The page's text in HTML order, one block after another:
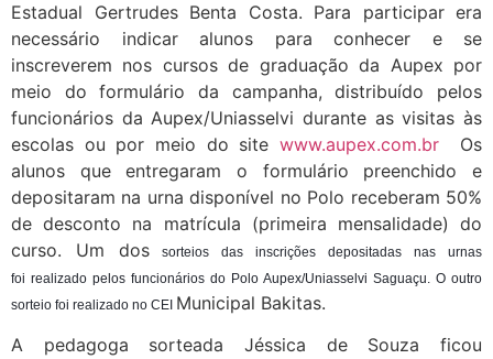
Estadual Gertrudes Benta Costa. Para participar era
necessário indicar alunos para conhecer e se
inscreverem nos cursos de graduação da Aupex por
meio do formulário da campanha, distribuído pelos
funcionários da Aupex/Uniasselvi durante as visitas às
escolas ou por meio do site www.aupex.com.brOs
alunos que entregaram o formulário preenchido e
depositaram na urna disponível no Polo receberam 50%
de desconto na matrícula (primeira mensalidade) do
curso. Um dos sorteios das inscrições depositadas nas urnas
foi realizado pelos funcionários do Polo Aupex/Uniasselvi Saguaçu. O outro
sorteio foi realizado no CEI Municipal Bakitas.
A pedagoga sorteada Jéssica de Souza ficou